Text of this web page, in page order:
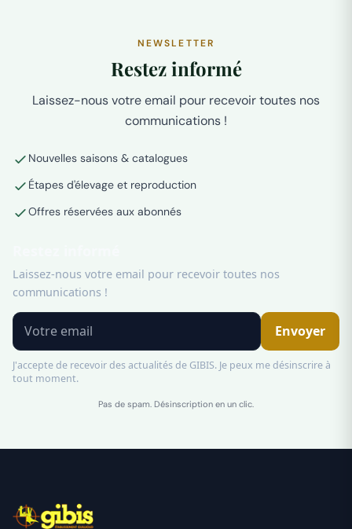
NEWSLETTER
Restez informé
Laissez-nous votre email pour recevoir toutes nos
communications !
Nouvelles saisons & catalogues
Étapes d'élevage et reproduction
Offres réservées aux abonnés
Laissez-nous votre email pour recevoir toutes nos
communications !
Envoyer
J'accepte de recevoir des actualités de GIBIS. Je peux me désinscrire à
tout moment.
Pas de spam. Désinscription en un clic.